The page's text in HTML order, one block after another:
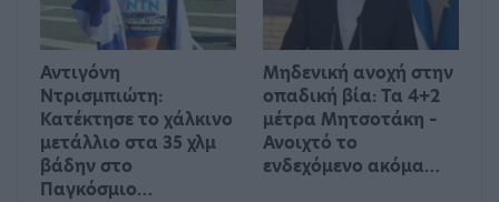
Αντιγόνη
Ντρισμπιώτη:
Κατέκτησε το χάλκινο
μετάλλιο στα 35 χλμ
βάδην στο
Παγκόσμιο…
Μηδενική ανοχή στην
οπαδική βία: Τα 4+2
μέτρα Μητσοτάκη –
Ανοιχτό το
ενδεχόμενο ακόμα…